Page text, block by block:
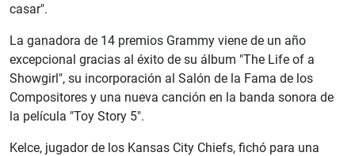
casar".
La ganadora de 14 premios Grammy viene de un año
excepcional gracias al éxito de su álbum "The Life of a
Showgirl", su incorporación al Salón de la Fama de los
Compositores y una nueva canción en la banda sonora de
la película "Toy Story 5".
Kelce, jugador de los Kansas City Chiefs, fichó para una